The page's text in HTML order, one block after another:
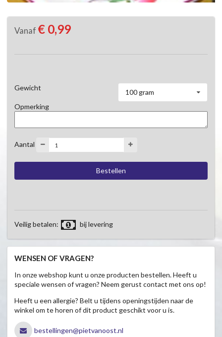
Vanaf € 0,99
Gewicht
100 gram
Opmerking
Aantal
Veilig betalen: bij levering
WENSEN OF VRAGEN?
In onze webshop kunt u onze producten bestellen. Heeft u
speciale wensen of vragen? Neem gerust contact met ons op!
Heeft u een allergie? Belt u tijdens openingstijden naar de
winkel om te horen of dit product geschikt voor u is.
bestellingen@pietvanoost.nl